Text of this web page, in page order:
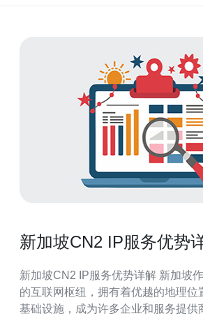
新加坡CN2 IP服务优势
新加坡CN2 IP服务优势详解 新加坡作为亚洲地区重要
的互联网枢纽，拥有着优越的地理位
基础设施，成为许多企业和服务提供